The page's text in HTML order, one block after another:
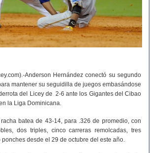
Anderson Hernández conectó su segundo
mantener su seguidilla de juegos embasándose
del Licey de 2-6 ante los Gigantes del Cibao
la Liga Dominicana.
batea de 43-14, para .326 de promedio, con
dos triples, cinco carreras remolcadas, tres
desde el 29 de octubre del este año.